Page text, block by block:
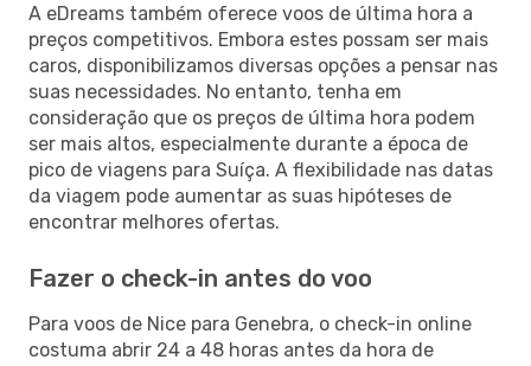
A eDreams também oferece voos de última hora a
preços competitivos. Embora estes possam ser mais
caros, disponibilizamos diversas opções a pensar nas
suas necessidades. No entanto, tenha em
consideração que os preços de última hora podem
ser mais altos, especialmente durante a época de
pico de viagens para Suíça. A flexibilidade nas datas
da viagem pode aumentar as suas hipóteses de
encontrar melhores ofertas.
Fazer o check-in antes do voo
Para voos de Nice para Genebra, o check-in online
costuma abrir 24 a 48 horas antes da hora de